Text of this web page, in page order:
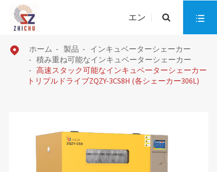
エン 
 ホーム 製品
インキュベーターシェーカー
積み重ね可能なインキュベーターシェーカー
高速スタック可能なインキュベーターシェーカー
トリプルドライブZQZY-3CS8H (各シェーカー306L)